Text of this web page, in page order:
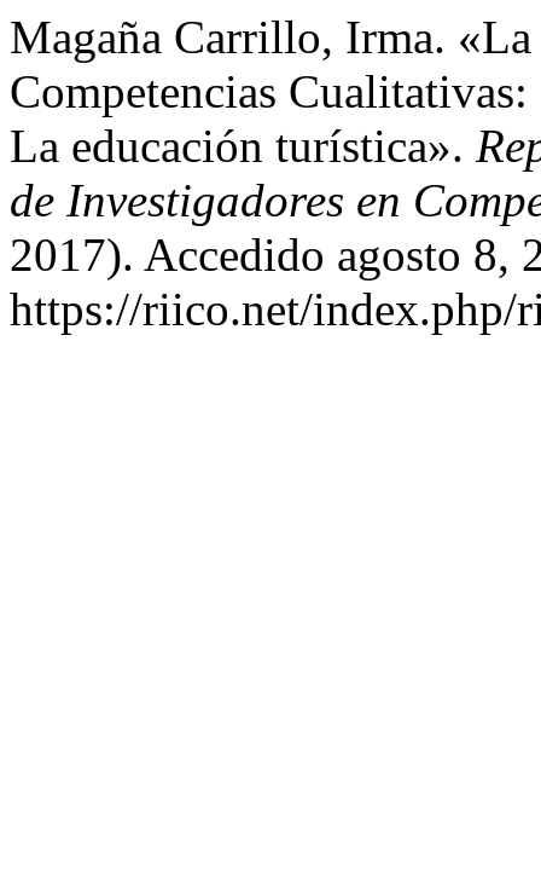
Magaña Carrillo, Irma.
Competencias
La educación turística».
de Investigadores en
2017). Accedido agosto 8,
https://riico.net/index.php/